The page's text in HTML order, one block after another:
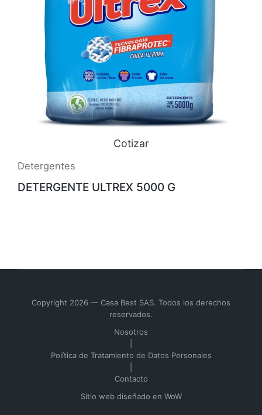
Cotizar
Detergentes
DETERGENTE ULTREX 5000 G
Copyright 2026 — Casa Best SAS. Todos los derechos
reservados.
Nosotros
Política de Tratamiento de Datos Personales
Contacto
Sitio web diseñado en WoW